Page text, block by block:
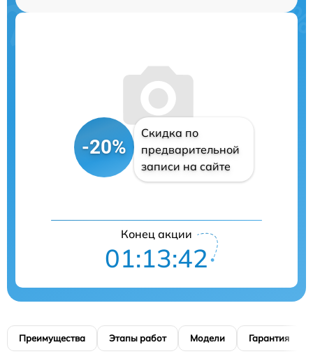
-20%
Скидка по
предварительной
записи на сайте
Конец акции
01:13:42
Преимущества Этапы работ Модели Гарантия